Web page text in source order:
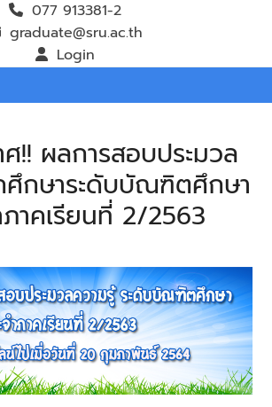
077 913381-2
graduate@sru.ac.th
Login
ศ!! ผลการสอบประมวล
ศึกษาระดับบัณฑิตศึกษา
ภาคเรียนที่ 2/2563